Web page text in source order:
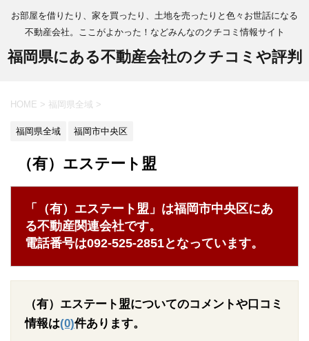
お部屋を借りたり、家を買ったり、土地を売ったりと色々お世話になる
不動産会社。ここがよかった！などみんなのクチコミ情報サイト
福岡県にある不動産会社のクチコミや評判
HOME > 福岡県全域 >
福岡県全域 福岡市中央区
（有）エステート盟
「（有）エステート盟」は福岡市中央区にあ
る不動産関連会社です。
電話番号は092-525-2851となっています。
（有）エステート盟についてのコメントや口コミ
情報は(0)件あります。